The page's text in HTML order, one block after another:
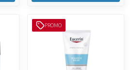
PROMO